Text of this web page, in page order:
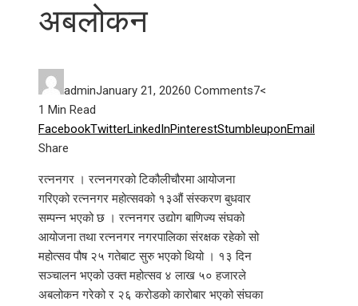
अबलोकन
adminJanuary 21, 20260 Comments7<
1 Min Read
FacebookTwitterLinkedInPinterestStumbleuponEmail
Share
रत्ननगर । रत्ननगरको टिकौलीचौरमा आयोजना
गरिएको रत्ननगर महोत्सवको १३औं संस्करण बुधवार
सम्पन्न भएको छ । रत्ननगर उद्योग बाणिज्य संघको
आयोजना तथा रत्ननगर नगरपालिका संरक्षक रहेको सो
महोत्सव पौष २५ गतेबाट सुरु भएको थियो । १३ दिन
सञ्चालन भएको उक्त महोत्सव ४ लाख ५० हजारले
अबलोकन गरेको र २६ करोडको कारोबार भएको संघका